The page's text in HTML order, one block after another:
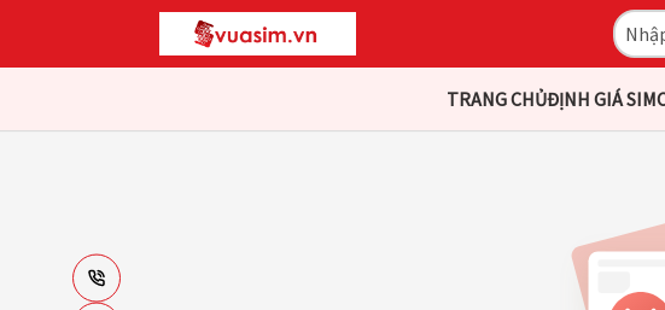
TRANG CHỦĐỊNH GIÁ SIM